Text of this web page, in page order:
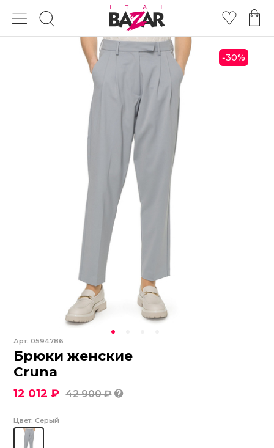
-30%
Арт.0594786
Брюки женские
Cruna
12 012 ₽ 42 900 ₽
Цвет: Серый